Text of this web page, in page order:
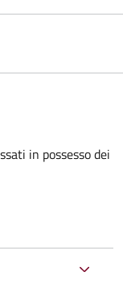
in possesso dei